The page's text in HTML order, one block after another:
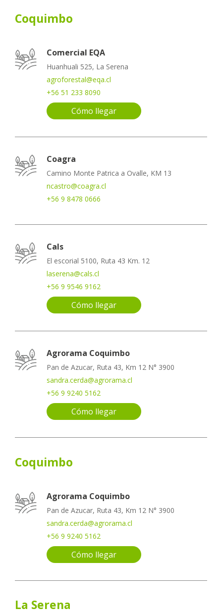
Coquimbo
Comercial EQA
Huanhuali 525, La Serena
agroforestal@eqa.cl
+56 51 233 8090
Cómo llegar
Coagra
Camino Monte Patrica a Ovalle, KM 13
ncastro@coagra.cl
+56 9 8478 0666
Cals
El escorial 5100, Ruta 43 Km. 12
laserena@cals.cl
+56 9 9546 9162
Cómo llegar
Agrorama Coquimbo
Pan de Azucar, Ruta 43, Km 12 N° 3900
sandra.cerda@agrorama.cl
+56 9 9240 5162
Cómo llegar
Coquimbo
Agrorama Coquimbo
Pan de Azucar, Ruta 43, Km 12 N° 3900
sandra.cerda@agrorama.cl
+56 9 9240 5162
Cómo llegar
La Serena